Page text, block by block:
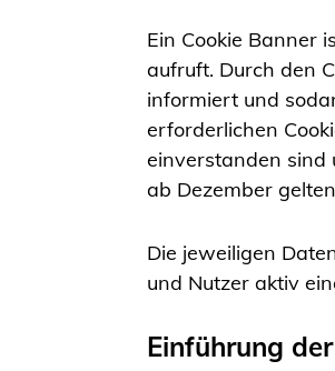
Ein Cookie Banner
aufruft. Durch den
informiert und
erforderlichen
einverstanden sind
ab Dezember
Die jeweiligen
und Nutzer aktiv
Einführung